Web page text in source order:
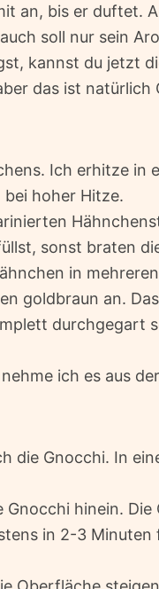
an, bis er duftet.
soll nur sein
kannst du jetzt
das ist natürlich
Ich erhitze in
bei hoher Hitze.
sonst braten
in
goldbraun an.
durchgegart
ich es aus
die Gnocchi. In
Gnocchi hinein.
in 2-3